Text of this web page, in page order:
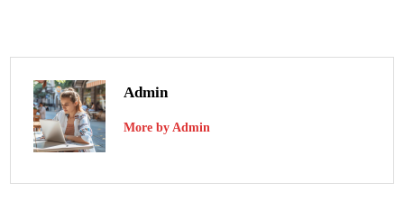
Admin
More by Admin